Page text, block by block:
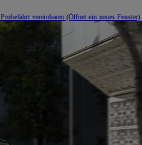
Probefahrt vereinbaren (Öffnet ein neues Fenster)